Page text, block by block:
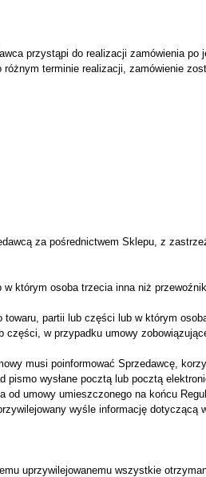
przystąpi do realizacji zamówienia po
terminie realizacji, zamówienie
za pośrednictwem Sklepu, z
którym osoba trzecia inna niż
partii lub części lub w którym
w przypadku umowy
musi poinformować Sprzedawcę,
pismo wysłane pocztą lub pocztą
umowy umieszczonego na końcu
wyśle informację dotyczącą
uprzywilejowanemu wszystkie